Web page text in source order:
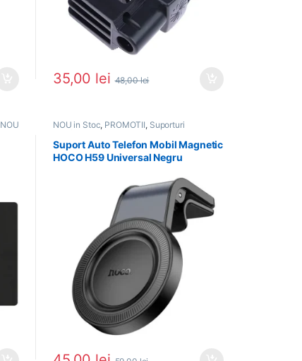
35,00 lei 48,00lei
NOU
NOU in Stoc, PROMOTII, Suporturi
Suport Auto Telefon Mobil Magnetic
HOCO H59 Universal Negru